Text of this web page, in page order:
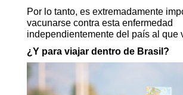
Por lo tanto, es extremadamente
vacunarse contra esta enfermedad
independientemente del país al que
¿Y para viajar dentro de Brasil?